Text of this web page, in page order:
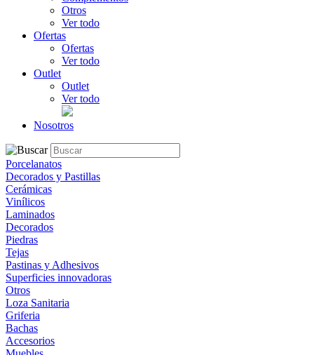
Otros
Ver todo
Ofertas
Ofertas
Ver todo
Outlet
Outlet
Ver todo
Nosotros
Porcelanatos
Decorados y Pastillas
Cerámicas
Vinílicos
Laminados
Decorados
Piedras
Tejas
Pastinas y Adhesivos
Superficies innovadoras
Otros
Loza Sanitaria
Griferia
Bachas
Accesorios